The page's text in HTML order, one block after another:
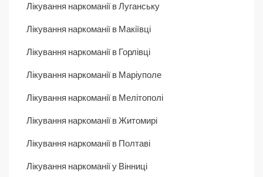
Лікування наркоманії в Луганську
Лікування наркоманії в Макіївці
Лікування наркоманії в Горлівці
Лікування наркоманії в Маріуполе
Лікування наркоманії в Мелітополі
Лікування наркоманії в Житомирі
Лікування наркоманії в Полтаві
Лікування наркоманії у Вінниці